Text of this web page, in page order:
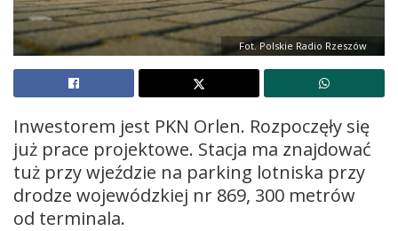
Fot. Polskie Radio Rzeszów
Inwestorem jest PKN Orlen. Rozpoczęły się
już prace projektowe. Stacja ma znajdować
tuż przy wjeździe na parking lotniska przy
drodze wojewódzkiej nr 869, 300 metrów
od terminala.